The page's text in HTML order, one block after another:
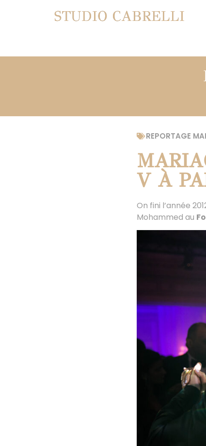
STUDIO CABRELLI
REPORTAGE
V À
On fini l’année
Mohammed au